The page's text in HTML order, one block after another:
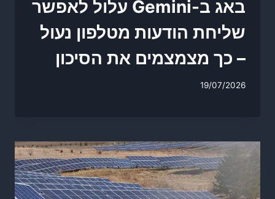
באג ב-Gemini עלול לאפשר
שליחת הודעות מטלפון נעול
– כך מצמצמים את הסיכון
19/07/2026